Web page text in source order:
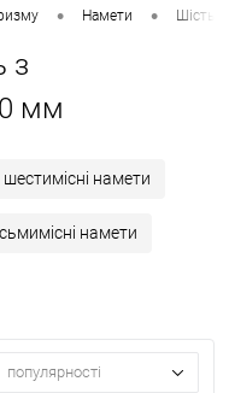
• Намети • Шість і
з
мм
шестимісні намети
намети
популярності